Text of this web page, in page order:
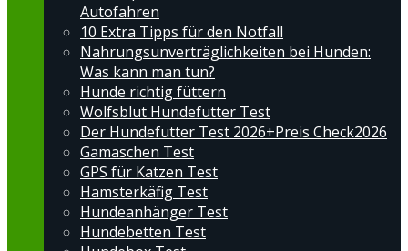
Autofahren
10 Extra Tipps für den Notfall
Nahrungsunverträglichkeiten bei Hunden:
Was kann man tun?
Hunde richtig füttern
Wolfsblut Hundefutter Test
Der Hundefutter Test 2026+Preis Check2026
Gamaschen Test
GPS für Katzen Test
Hamsterkäfig Test
Hundeanhänger Test
Hundebetten Test